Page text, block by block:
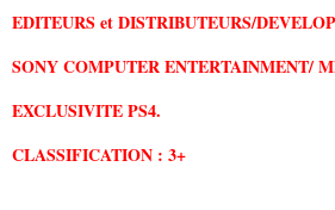
EDITEURS et DISTRIBUTEURS/
SONY COMPUTER ENTERTAINMENT/
EXCLUSIVITE PS4.
CLASSIFICATION : 3+